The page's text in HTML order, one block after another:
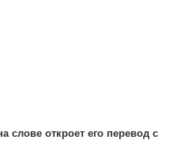
откроет его перевод с